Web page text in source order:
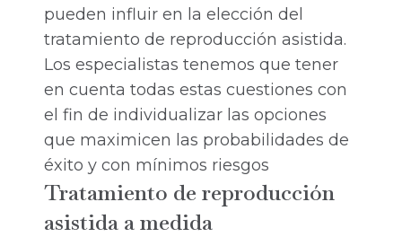
pueden influir en la elección del
tratamiento de reproducción asistida.
Los especialistas tenemos que tener
en cuenta todas estas cuestiones con
el fin de individualizar las opciones
que maximicen las probabilidades de
éxito y con mínimos riesgos
Tratamiento de reproducción
asistida a medida